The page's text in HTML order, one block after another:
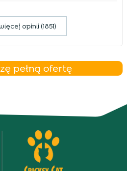
opinii (1851)
pełną ofertę